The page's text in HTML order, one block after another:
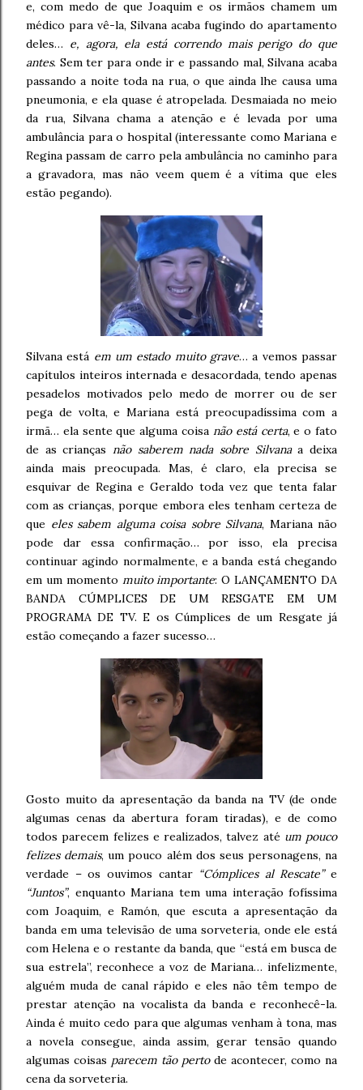
e, com medo de que Joaquim e os irmãos chamem um
médico para vê-la, Silvana acaba fugindo do apartamento
deles… e, agora, ela está correndo mais perigo do que
antes. Sem ter para onde ir e passando mal, Silvana acaba
passando a noite toda na rua, o que ainda lhe causa uma
pneumonia, e ela quase é atropelada. Desmaiada no meio
da rua, Silvana chama a atenção e é levada por uma
ambulância para o hospital (interessante como Mariana e
Regina passam de carro pela ambulância no caminho para
a gravadora, mas não veem quem é a vítima que eles
estão pegando).
Silvana está em um estado muito grave… a vemos passar
capítulos inteiros internada e desacordada, tendo apenas
pesadelos motivados pelo medo de morrer ou de ser
pega de volta, e Mariana está preocupadíssima com a
irmã… ela sente que alguma coisa não está certa, e o fato
de as crianças não saberem nada sobre Silvanaa deixa
ainda mais preocupada. Mas, é claro, ela precisa se
esquivar de Regina e Geraldo toda vez que tenta falar
com as crianças, porque embora eles tenham certeza de
que eles sabem alguma coisa sobre Silvana, Mariana não
pode dar essa confirmação… por isso, ela precisa
continuar agindo normalmente, e a banda está chegando
em um momento muito importante: O LANÇAMENTO DA
BANDA CÚMPLICES DE UM RESGATE EM UM
PROGRAMA DE TV. E os Cúmplices de um Resgate já
estão começando a fazer sucesso…
Gosto muito da apresentação da banda na TV (de onde
algumas cenas da abertura foram tiradas), e de como
todos parecem felizes e realizados, talvez até um pouco
felizes demais, um pouco além dos seus personagens, na
verdade – os ouvimos cantar “Cómplices al Rescate”e
“Juntos”, enquanto Mariana tem uma interação fofíssima
com Joaquim, e Ramón, que escuta a apresentação da
banda em uma televisão de uma sorveteria, onde ele está
com Helena e o restante da banda, que “está em busca de
sua estrela”, reconhece a voz de Mariana… infelizmente,
alguém muda de canal rápido e eles não têm tempo de
prestar atenção na vocalista da banda e reconhecê-la.
Ainda é muito cedo para que algumas venham à tona, mas
a novela consegue, ainda assim, gerar tensão quando
algumas coisas parecem tão pertode acontecer, como na
cena da sorveteria.